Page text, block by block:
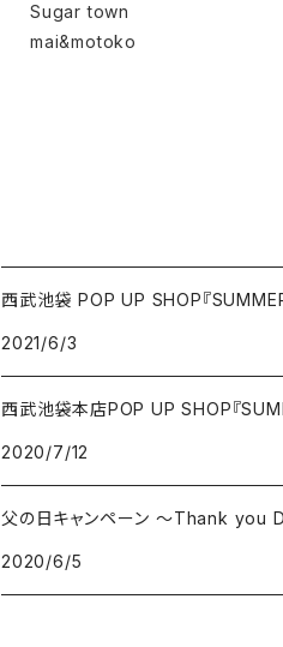
Sugar town
mai&motoko
西武池袋 POP UP SHOP『
2021/6/3
西武池袋本店POP UP SHOP『
2020/7/12
父の日キャンペーン ～Thank you
2020/6/5